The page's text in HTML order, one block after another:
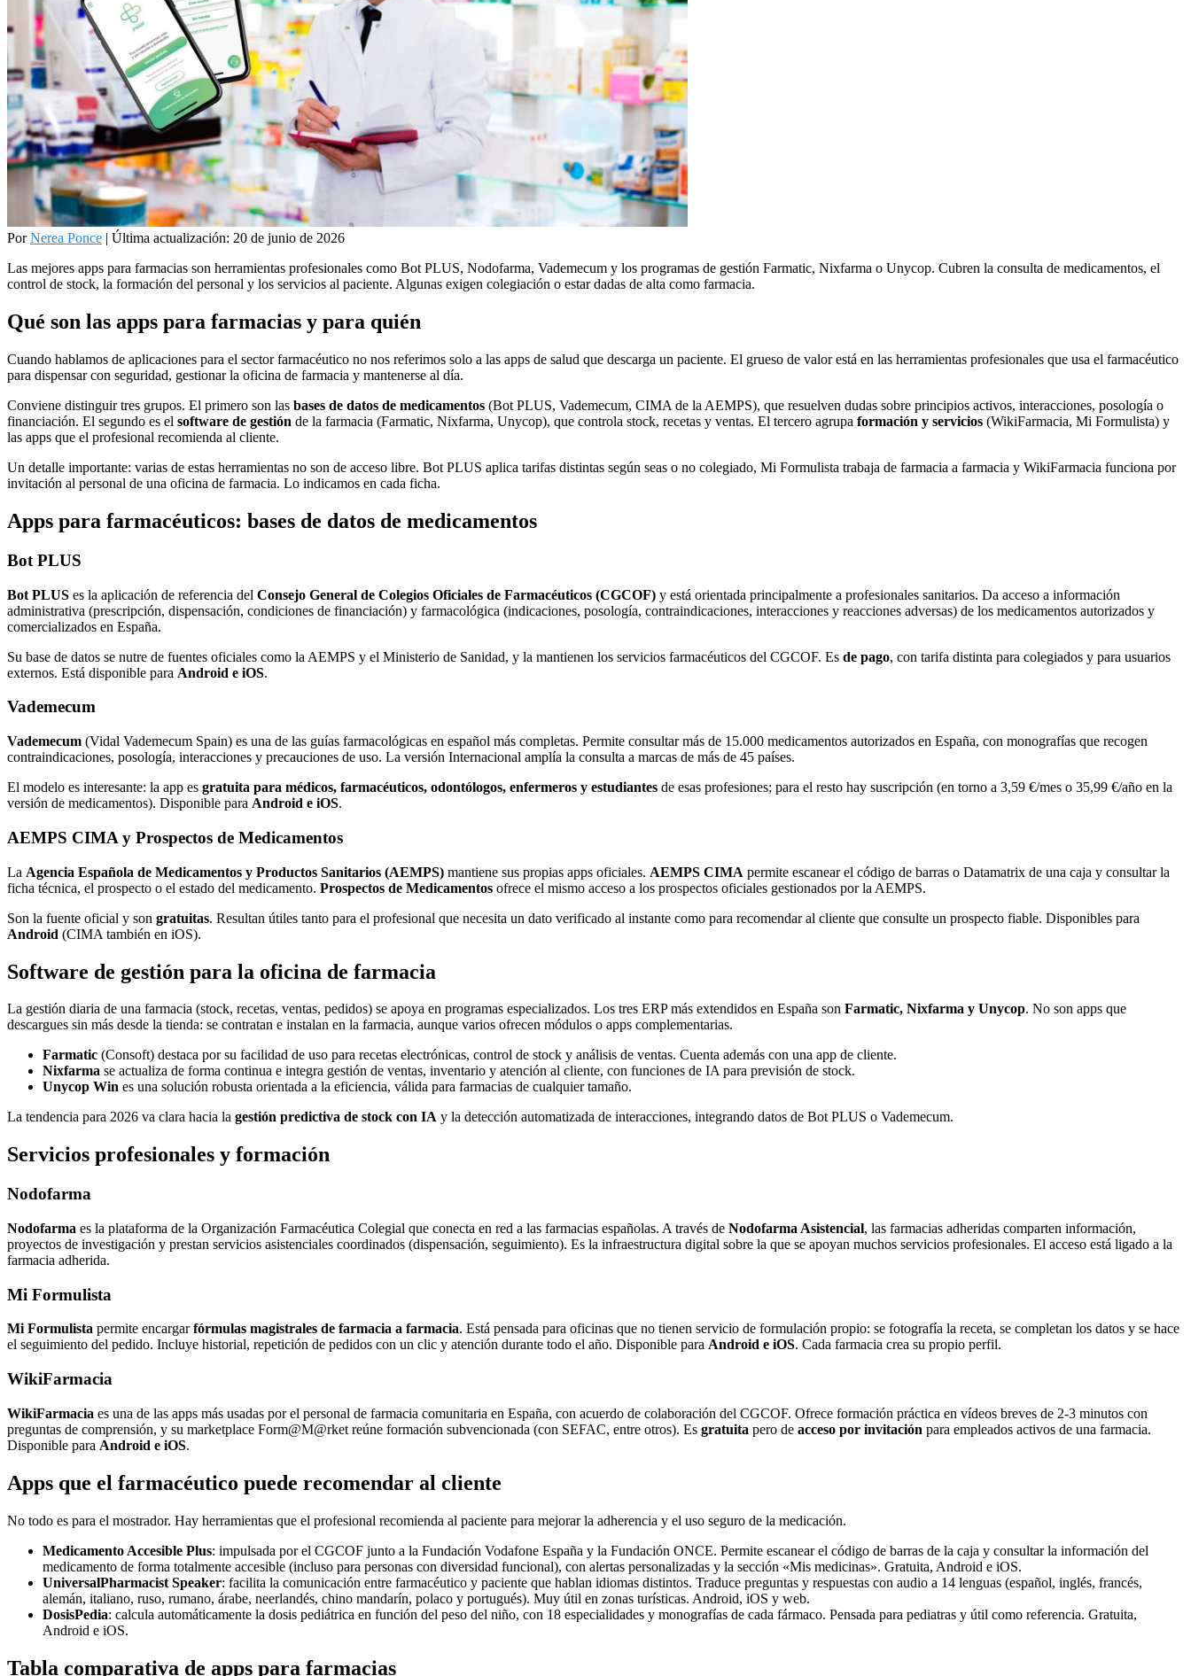
PorNerea Ponce | Última actualización: 20 de junio de 2026
Las mejores apps para farmacias son herramientas profesionales como Bot PLUS, Nodofarma, Vademecum y los programas de gestión Farmatic, Nixfarma o Unycop. Cubren la consulta de medicamentos, el
control de stock, la formación del personal y los servicios al paciente. Algunas exigen colegiación o estar dadas de alta como farmacia.
Qué son las apps para farmacias y para quién
Cuando hablamos de aplicaciones para el sector farmacéutico no nos referimos solo a las apps de salud que descarga un paciente. El grueso de valor está en las herramientas profesionales que usa el farmacéutico
para dispensar con seguridad, gestionar la oficina de farmacia y mantenerse al día.
Conviene distinguir tres grupos. El primero son las bases de datos de medicamentos (Bot PLUS, Vademecum, CIMA de la AEMPS), que resuelven dudas sobre principios activos, interacciones, posología o
financiación. El segundo es el software de gestión de la farmacia (Farmatic, Nixfarma, Unycop), que controla stock, recetas y ventas. El tercero agrupa formación y servicios (WikiFarmacia, Mi Formulista) y
las apps que el profesional recomienda al cliente.
Un detalle importante: varias de estas herramientas no son de acceso libre. Bot PLUS aplica tarifas distintas según seas o no colegiado, Mi Formulista trabaja de farmacia a farmacia y WikiFarmacia funciona por
invitación al personal de una oficina de farmacia. Lo indicamos en cada ficha.
Apps para farmacéuticos: bases de datos de medicamentos
Bot PLUS
Bot PLUS es la aplicación de referencia del Consejo General de Colegios Oficiales de Farmacéuticos (CGCOF) y está orientada principalmente a profesionales sanitarios. Da acceso a información
administrativa (prescripción, dispensación, condiciones de financiación) y farmacológica (indicaciones, posología, contraindicaciones, interacciones y reacciones adversas) de los medicamentos autorizados y
comercializados en España.
Su base de datos se nutre de fuentes oficiales como la AEMPS y el Ministerio de Sanidad, y la mantienen los servicios farmacéuticos del CGCOF. Es de pago, con tarifa distinta para colegiados y para usuarios
externos. Está disponible para Android e iOS.
Vademecum
Vademecum (Vidal Vademecum Spain) es una de las guías farmacológicas en español más completas. Permite consultar más de 15.000 medicamentos autorizados en España, con monografías que recogen
contraindicaciones, posología, interacciones y precauciones de uso. La versión Internacional amplía la consulta a marcas de más de 45 países.
El modelo es interesante: la app es gratuita para médicos, farmacéuticos, odontólogos, enfermeros y estudiantes de esas profesiones; para el resto hay suscripción (en torno a 3,59 €/mes o 35,99 €/año en la
versión de medicamentos). Disponible para Android e iOS.
AEMPS CIMA y Prospectos de Medicamentos
La Agencia Española de Medicamentos y Productos Sanitarios (AEMPS) mantiene sus propias apps oficiales. AEMPS CIMA permite escanear el código de barras o Datamatrix de una caja y consultar la
ficha técnica, el prospecto o el estado del medicamento. Prospectos de Medicamentos ofrece el mismo acceso a los prospectos oficiales gestionados por la AEMPS.
Son la fuente oficial y son gratuitas. Resultan útiles tanto para el profesional que necesita un dato verificado al instante como para recomendar al cliente que consulte un prospecto fiable. Disponibles para
Android (CIMA también en iOS).
Software de gestión para la oficina de farmacia
La gestión diaria de una farmacia (stock, recetas, ventas, pedidos) se apoya en programas especializados. Los tres ERP más extendidos en España son Farmatic, Nixfarma y Unycop. No son apps que
descargues sin más desde la tienda: se contratan e instalan en la farmacia, aunque varios ofrecen módulos o apps complementarias.
Farmatic (Consoft) destaca por su facilidad de uso para recetas electrónicas, control de stock y análisis de ventas. Cuenta además con una app de cliente.
Nixfarma se actualiza de forma continua e integra gestión de ventas, inventario y atención al cliente, con funciones de IA para previsión de stock.
Unycop Win es una solución robusta orientada a la eficiencia, válida para farmacias de cualquier tamaño.
La tendencia para 2026 va clara hacia la gestión predictiva de stock con IA y la detección automatizada de interacciones, integrando datos de Bot PLUS o Vademecum.
Servicios profesionales y formación
Nodofarma
Nodofarma es la plataforma de la Organización Farmacéutica Colegial que conecta en red a las farmacias españolas. A través de Nodofarma Asistencial, las farmacias adheridas comparten información,
proyectos de investigación y prestan servicios asistenciales coordinados (dispensación, seguimiento). Es la infraestructura digital sobre la que se apoyan muchos servicios profesionales. El acceso está ligado a la
farmacia adherida.
Mi Formulista
Mi Formulista permite encargarfórmulas magistrales de farmacia a farmacia. Está pensada para oficinas que no tienen servicio de formulación propio: se fotografía la receta, se completan los datos y se hace
el seguimiento del pedido. Incluye historial, repetición de pedidos con un clic y atención durante todo el año. Disponible para Android e iOS. Cada farmacia crea su propio perfil.
WikiFarmacia
WikiFarmacia es una de las apps más usadas por el personal de farmacia comunitaria en España, con acuerdo de colaboración del CGCOF. Ofrece formación práctica en vídeos breves de 2-3 minutos con
preguntas de comprensión, y su marketplace Form@M@rket reúne formación subvencionada (con SEFAC, entre otros). Es gratuita pero de acceso por invitación para empleados activos de una farmacia.
Disponible para Android e iOS.
Apps que el farmacéutico puede recomendar al cliente
No todo es para el mostrador. Hay herramientas que el profesional recomienda al paciente para mejorar la adherencia y el uso seguro de la medicación.
Medicamento Accesible Plus: impulsada por el CGCOF junto a la Fundación Vodafone España y la Fundación ONCE. Permite escanear el código de barras de la caja y consultar la información del
medicamento de forma totalmente accesible (incluso para personas con diversidad funcional), con alertas personalizadas y la sección «Mis medicinas». Gratuita, Android e iOS.
UniversalPharmacist Speaker: facilita la comunicación entre farmacéutico y paciente que hablan idiomas distintos. Traduce preguntas y respuestas con audio a 14 lenguas (español, inglés, francés,
alemán, italiano, ruso, rumano, árabe, neerlandés, chino mandarín, polaco y portugués). Muy útil en zonas turísticas. Android, iOS y web.
DosisPedia: calcula automáticamente la dosis pediátrica en función del peso del niño, con 18 especialidades y monografías de cada fármaco. Pensada para pediatras y útil como referencia. Gratuita,
Android e iOS.
Tabla comparativa de apps para farmacias